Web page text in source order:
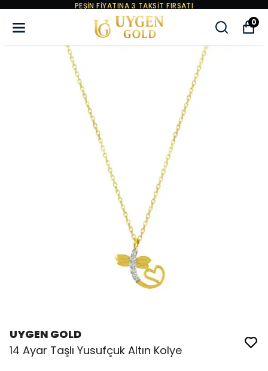
PEŞİN FİYATINA 3 TAKSİT FIRSATI
0
UYGEN GOLD
14 Ayar Taşlı Yusufçuk Altın Kolye